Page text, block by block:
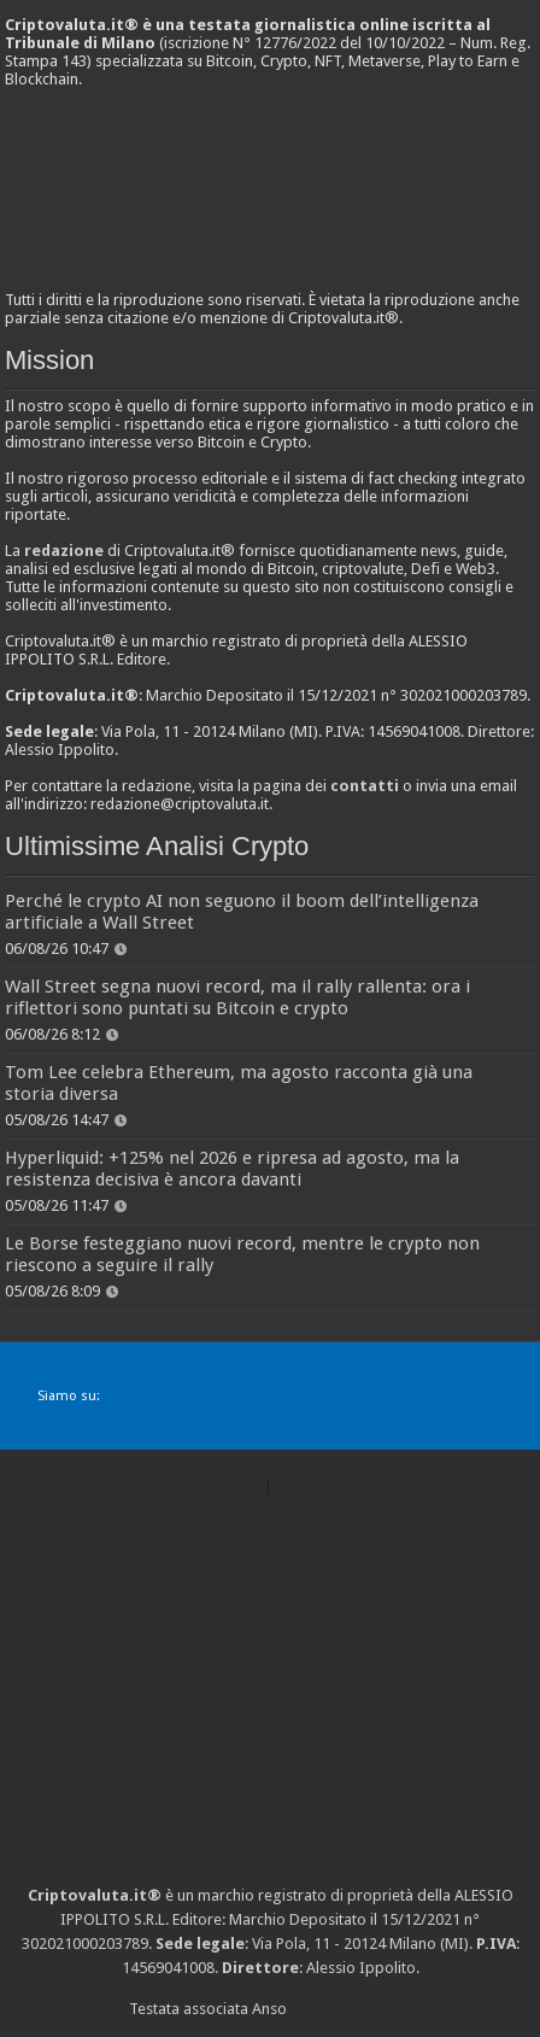
Criptovaluta.it® è una testata giornalistica online iscritta al
Tribunale di Milano (iscrizione N° 12776/2022 del 10/10/2022 – Num. Reg.
Stampa 143) specializzata su Bitcoin, Crypto, NFT, Metaverse, Play to Earn e
Blockchain.
Tutti i diritti e la riproduzione sono riservati. È vietata la riproduzione anche
parziale senza citazione e/o menzione di Criptovaluta.it®.
Mission
Il nostro scopo è quello di fornire supporto informativo in modo pratico e in
parole semplici - rispettando etica e rigore giornalistico - a tutti coloro che
dimostrano interesse verso Bitcoin e Crypto.
Il nostro rigoroso processo editoriale e il sistema di fact checking integrato
sugli articoli, assicurano veridicità e completezza delle informazioni
riportate.
La redazione di Criptovaluta.it® fornisce quotidianamente news, guide,
analisi ed esclusive legati al mondo di Bitcoin, criptovalute, Defi e Web3.
Tutte le informazioni contenute su questo sito non costituiscono consigli e
solleciti all'investimento.
Criptovaluta.it® è un marchio registrato di proprietà della ALESSIO
IPPOLITO S.R.L. Editore.
Criptovaluta.it®: Marchio Depositato il 15/12/2021 n° 302021000203789.
Sede legale: Via Pola, 11 - 20124 Milano (MI). P.IVA: 14569041008. Direttore:
Alessio Ippolito.
Per contattare la redazione, visita la pagina dei contatti o invia una email
all'indirizzo:redazione@criptovaluta.it.
Ultimissime Analisi Crypto
Perché le crypto AI non seguono il boom dell’intelligenza
artificiale a Wall Street
06/08/26 10:47
Wall Street segna nuovi record, ma il rally rallenta: ora i
riflettori sono puntati su Bitcoin e crypto
06/08/26 8:12
Tom Lee celebra Ethereum, ma agosto racconta già una
storia diversa
05/08/26 14:47
Hyperliquid: +125% nel 2026 e ripresa ad agosto, ma la
resistenza decisiva è ancora davanti
05/08/26 11:47
Le Borse festeggiano nuovi record, mentre le crypto non
riescono a seguire il rally
05/08/26 8:09
Siamo su:
Criptovaluta.it® è un marchio registrato di proprietà della ALESSIO
IPPOLITO S.R.L. Editore: Marchio Depositato il 15/12/2021 n°
302021000203789. Sede legale: Via Pola, 11 - 20124 Milano (MI). P.IVA:
14569041008. Direttore: Alessio Ippolito.
Testata associata Anso